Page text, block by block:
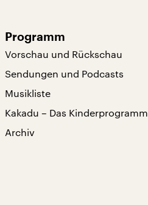
Programm
Vorschau und Rückschau
Sendungen und Podcasts
Musikliste
Kakadu – Das Kinderprogramm
Archiv